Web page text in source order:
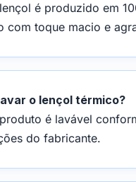
é produzido em
com toque macio e
o lençol térmico?
é lavável
do fabricante.